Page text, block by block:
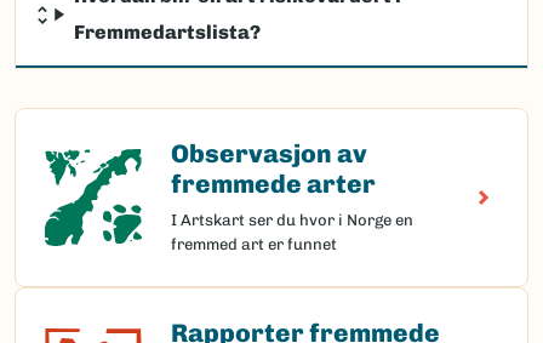
Fremmedartslista?
Observasjon av
fremmede arter
I Artskart ser du hvor i Norge en
fremmed art er funnet
Observasjon av fremmede arter
Rapporter fremmede
Rapporter fremmede arter